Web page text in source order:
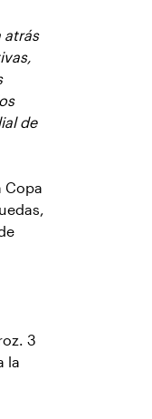
atrás
de
Copa
3
la